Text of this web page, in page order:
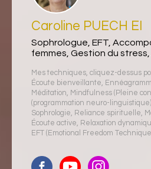
Caroline PUECH EI
Sophrologue, EFT,
femmes, Gestion du
Mes techniques, cliquez-dessus
Écoute bienveillante,
Méditation, Mindfulness (Pleine
(programmation neuro-linguistique)
Sophrologie, Reliance spirituelle,
Écoute active, Relaxation
EFT (Emotional Freedom